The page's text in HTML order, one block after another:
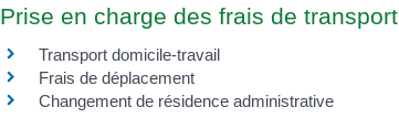
Prise en charge des frais de transport
Transport domicile-travail
Frais de déplacement
Changement de résidence administrative